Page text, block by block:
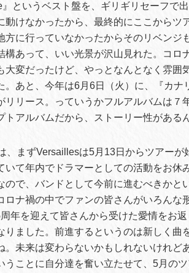
というベスト盤を、ギリギリセーフで
動けなかったから、最終的にここからツ
方に行っていなかったからそのリベンジ
構あって、いい光景が沢山見れた。コロ
大変だったけど、やっとなんとなく雰囲
。あと、今年は6月6日（火）に、『カ
リリース。っていうかフルアルバムは７
トアルバムだから、ストーリー性がある
、まずVersaillesは5月13日からツアー
いて年内でドラマーとしての活動をお
ので、バンドとして今前に進むべきかと
ロナ禍の中でファンの皆さんがいろんな
年を迎えて皆さんから受けた愛情をお
りました。前進するというのは新しく曲
。未来は変わらないかもしれないけれど
うことに自分達を奮い立たせて、5月の